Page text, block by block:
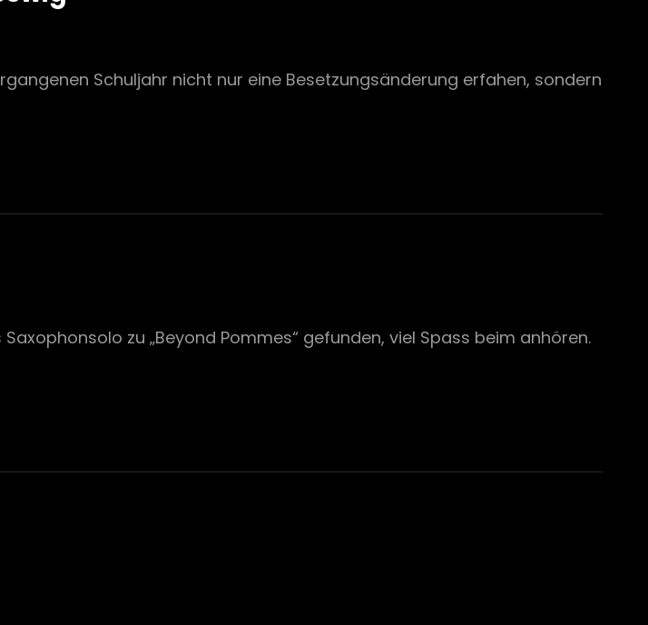
Schuljahr nicht nur eine Besetzungsänderung erfahen, sondern
zu „Beyond Pommes“ gefunden, viel Spass beim anhören.